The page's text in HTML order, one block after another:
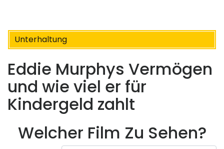
Unterhaltung
Eddie Murphys Vermögen
und wie viel er für
Kindergeld zahlt
Welcher Film Zu Sehen?